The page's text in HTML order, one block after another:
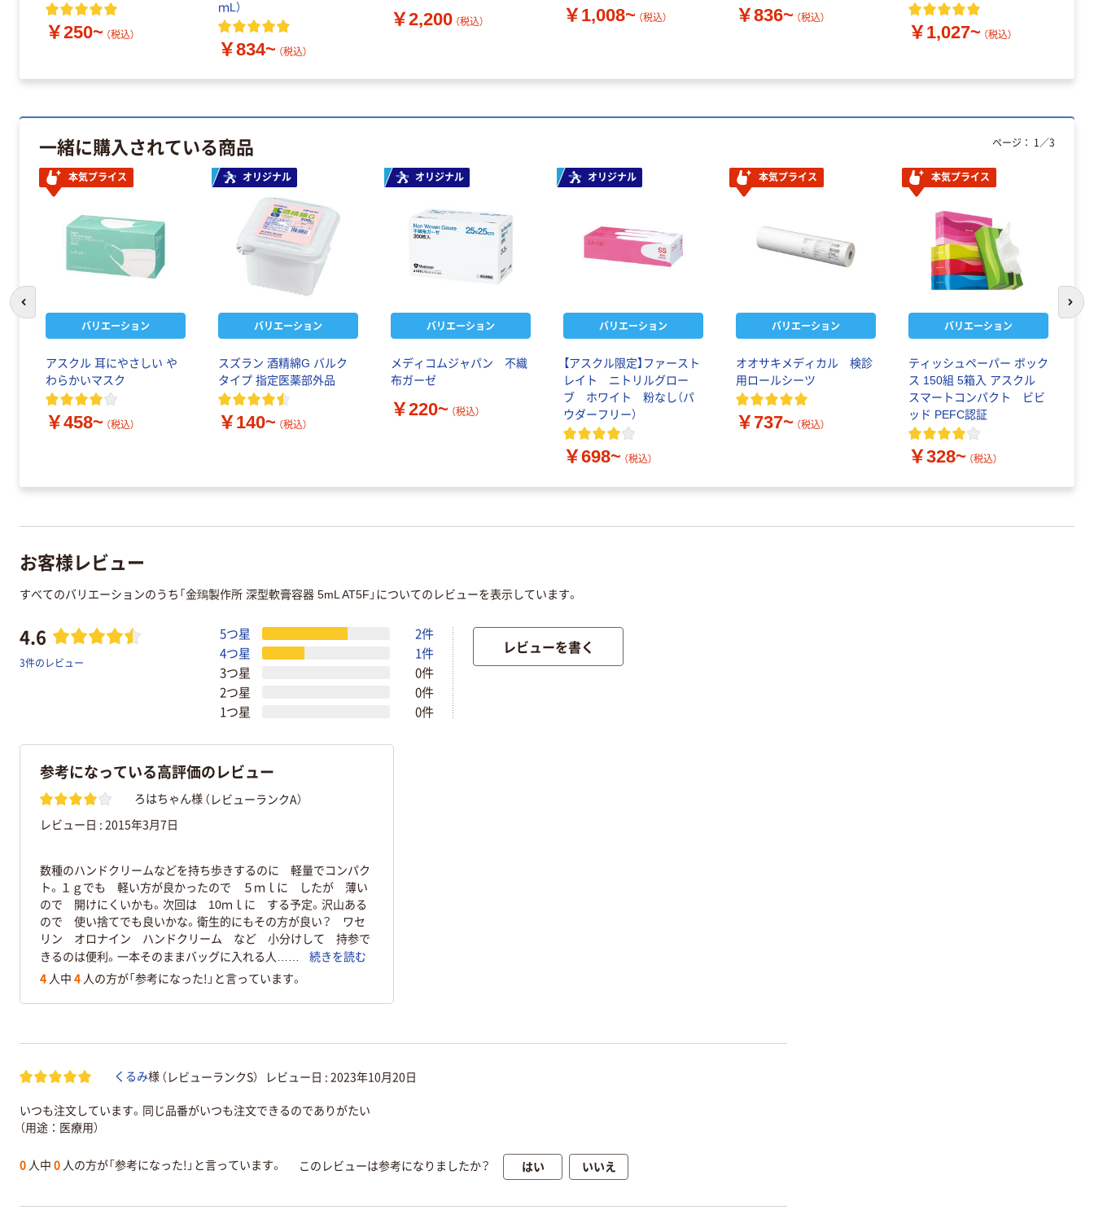
￥250~ （税込）
ｍL）
￥834~ （税込）
￥2,200 （税込） ￥1,008~ （税込） ￥836~ （税込）
￥1,027~ （税込）
一緒に購入されている商品
本気プライス
バリエーション
アスクル 耳にやさしい や
わらかいマスク
￥458~ （税込）
オリジナル
バリエーション
スズラン 酒精綿G バルク
タイプ 指定医薬部外品
￥140~ （税込）
オリジナル
バリエーション
メディコムジャパン 不織
布ガーゼ
￥220~ （税込）
オリジナル
バリエーション
【アスクル限定】ファースト
レイト ニトリルグロー
ブ ホワイト 粉なし（パ
ウダーフリー）
￥698~ （税込）
本気プライス
バリエーション
オオサキメディカル 検診
用ロールシーツ
￥737~ （税込）
本気プライス
バリエーション
ティッシュペーパー ボック
ス 150組 5箱入 アスクル
スマートコンパクト ビビ
ッド PEFC認証
￥328~ （税込）
ページ： 1 ／3
前のスライドへ 次
お客様レビュー
すべてのバリエーションのうち「金鵄製作所 深型軟膏容器 5mL AT5F」についてのレビューを表示しています。
4.6
3件のレビュー
5つ星
2件
4つ星
1件
3つ星
0件
2つ星
0件
1つ星
0件
レビューを書く
参考になっている高評価のレビュー
ろはちゃん様 （レビューランクA）
レビュー日 : 2015年3月7日
数種のハンドクリームなどを持ち歩きするのに 軽量でコンパク
ト。１ｇでも 軽い方が良かったので ５ｍｌに したが 薄い
ので 開けにくいかも。次回は 10ｍｌに する予定。沢山ある
ので 使い捨てでも良いかな。衛生的にもその方が良い？ ワセ
リン オロナイン ハンドクリーム など 小分けして 持参で
きるのは便利。一本そのままバッグに入れる人……
続きを読む
4 人中 4 人の方が「参考になった!」と言っています。
くるみ様 （レビューランクS） レビュー日 : 2023年10月20日
いつも注文しています。同じ品番がいつも注文できるのでありがたい
（用途：医療用）
0 人中 0 人の方が「参考になった!」と言っています。 このレビューは参考になりましたか？ はい いいえ